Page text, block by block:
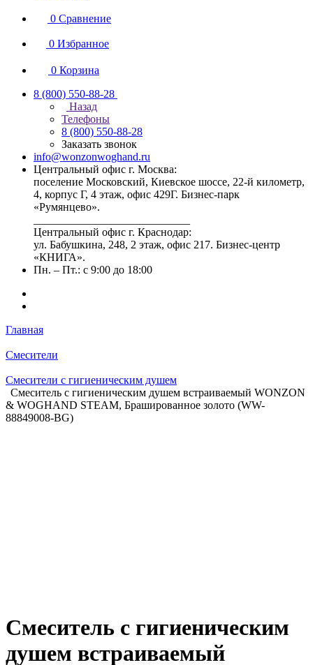
0 Сравнение
0 Избранное
0 Корзина
8 (800) 550-88-28
Назад
Телефоны
8 (800) 550-88-28
Заказать звонок
info@wonzonwoghand.ru
Центральный офис г. Москва:
поселение Московский, Киевское шоссе, 22-й километр,
4, корпус Г, 4 этаж, офис 429Г. Бизнес-парк
«Румянцево».
Центральный офис г. Краснодар:
ул. Бабушкина, 248, 2 этаж, офис 217. Бизнес-центр
«КНИГА».
Пн. – Пт.: с 9:00 до 18:00
Главная
Смесители
Смесители с гигиеническим душем
Смеситель с гигиеническим душем встраиваемый WONZON
& WOGHAND STEAM, Брашированное золото (WW-
88849008-BG)
Смеситель с гигиеническим
душем встраиваемый